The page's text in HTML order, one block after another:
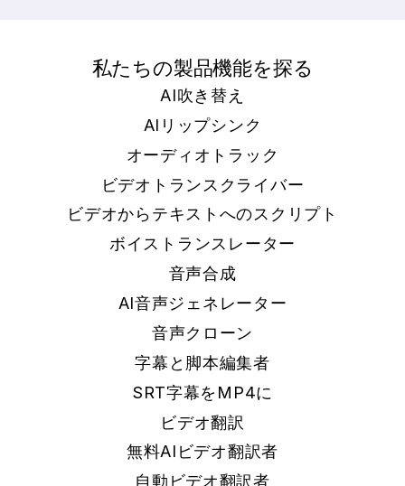
私たちの製品機能を探る
AI吹き替え
AIリップシンク
オーディオトラック
ビデオトランスクライバー
ビデオからテキストへのスクリプト
ボイストランスレーター
音声合成
AI音声ジェネレーター
音声クローン
字幕と脚本編集者
SRT字幕をMP4に
ビデオ翻訳
無料AIビデオ翻訳者
自動ビデオ翻訳者